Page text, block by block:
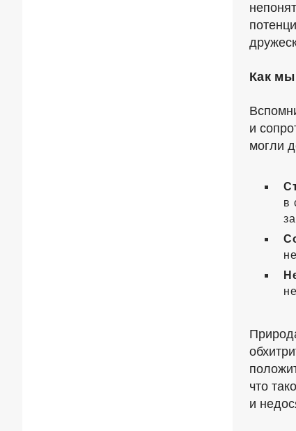
Как мы
и
могли
в
что
и